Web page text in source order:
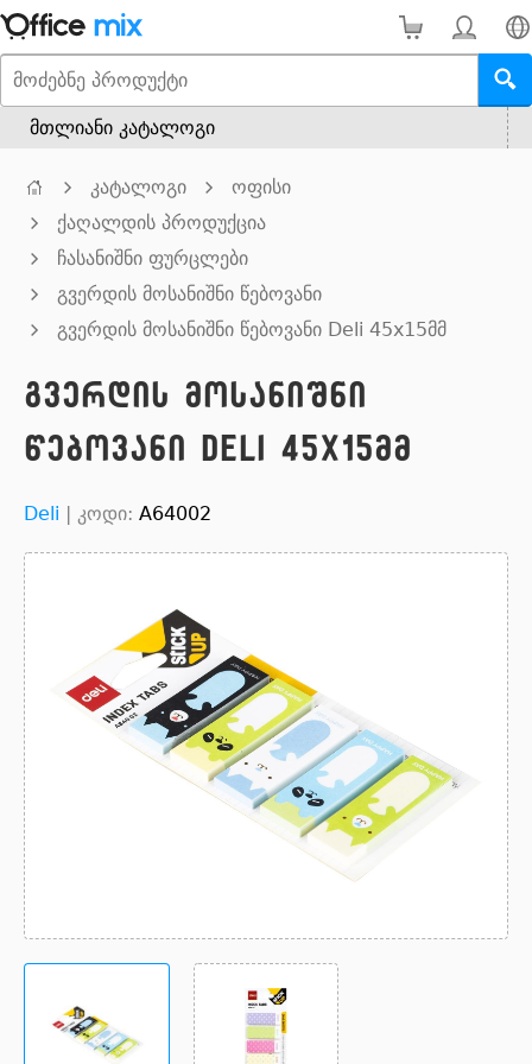
მთლიანი კატალოგი
კატალოგი
ოფისი
ქაღალდის პროდუქცია
ჩასანიშნი ფურცლები
გვერდის მოსანიშნი წებოვანი
გვერდის მოსანიშნი წებოვანი Deli 45x15მმ
გვერდის მოსანიშნი
წებოვანი Deli 45x15მმ
Deli | კოდი: A64002